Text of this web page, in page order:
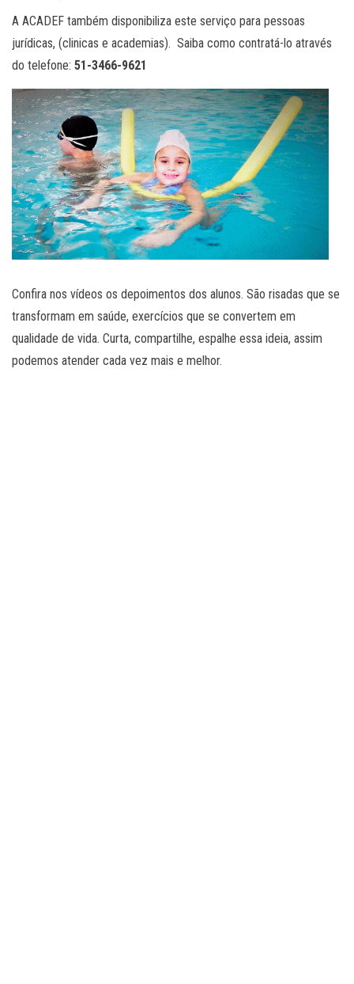
A ACADEF também disponibiliza este serviço para pessoas
jurídicas, (clinicas e academias). Saiba como contratá-lo através
do telefone: 51-3466-9621
Confira nos vídeos os depoimentos dos alunos. São risadas que se
transformam em saúde, exercícios que se convertem em
qualidade de vida. Curta, compartilhe, espalhe essa ideia, assim
podemos atender cada vez mais e melhor.